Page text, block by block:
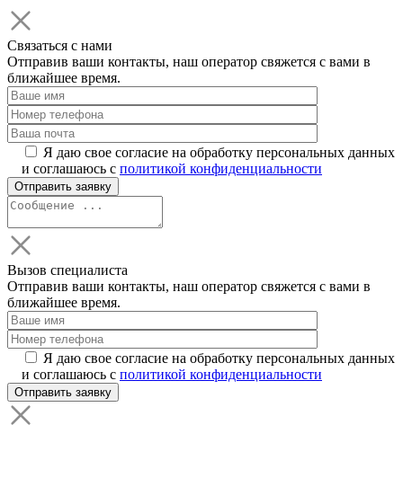
Связаться с нами
Отправив ваши контакты, наш оператор свяжется с вами в
ближайшее время.
Я даю свое согласие на обработку персональных данных
и соглашаюсь с политикой конфиденциальности
Вызов специалиста
Отправив ваши контакты, наш оператор свяжется с вами в
ближайшее время.
Я даю свое согласие на обработку персональных данных
и соглашаюсь с политикой конфиденциальности